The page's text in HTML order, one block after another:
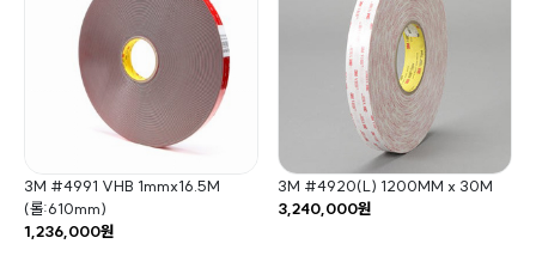
3M #4991 VHB 1mmx16.5M
(롤:610mm)
1,236,000원
3M #4920(L) 1200MM x 30M
3,240,000원